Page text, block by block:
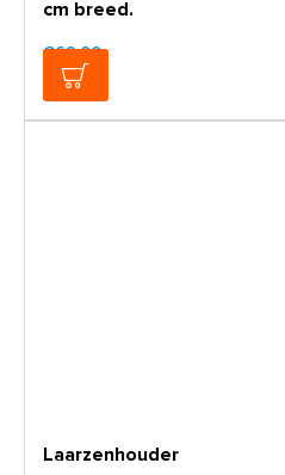
cm breed.
€69,00
Laarzenhouder